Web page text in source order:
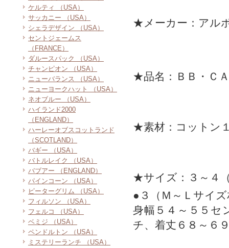
ケルティ （USA）
サッカニー （USA）
シェラデザイン （USA）
セントジェームス
（FRANCE）
ダルースパック （USA）
チャンピオン （USA）
ニューバランス （USA）
ニューヨークハット （USA）
ネオブルー （USA）
ハイランド2000
（ENGLAND）
ハーレーオブスコットランド
（SCOTLAND）
バギー （USA）
バトルレイク （USA）
バブアー （ENGLAND）
パインコーン （USA）
ピーターグリム （USA）
フィルソン （USA）
フェルコ （USA）
ベミジ （USA）
ペンドルトン （USA）
ミステリーランチ （USA）
★メーカー：アル
★品名：ＢＢ・Ｃ
★素材：コットン
★サイズ：３～４
●３（Ｍ～Ｌサイ
身幅５４～５５セ
チ、着丈６８～６